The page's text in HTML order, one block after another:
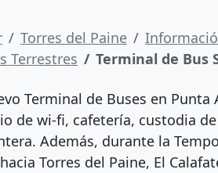
Torres del Paine
Terrestres
Terminal de Bus
Terminal de Buses en
de wi-fi, cafetería, custodia
Además, durante la
Torres del Paine, El